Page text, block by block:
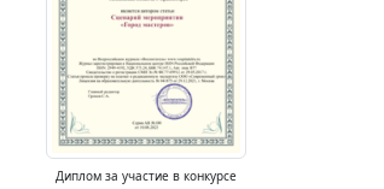
Диплом за участие в конкурсе